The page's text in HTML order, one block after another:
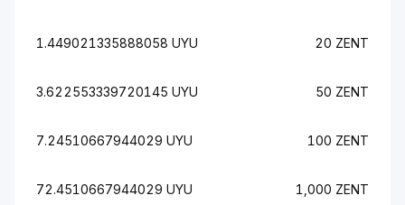
1.449021335888058 UYU 20 ZENT
3.622553339720145 UYU 50 ZENT
7.24510667944029 UYU 100 ZENT
72.4510667944029 UYU 1,000 ZENT